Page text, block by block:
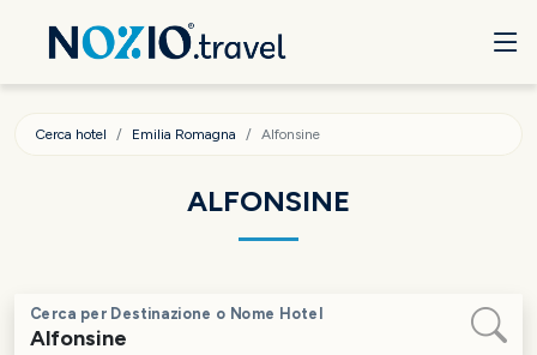
Cerca hotel Emilia Romagna Alfonsine
ALFONSINE
Cerca per Destinazione o Nome Hotel